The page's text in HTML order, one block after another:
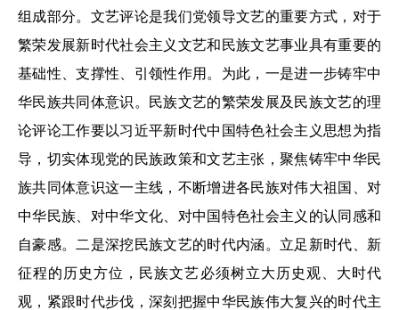
组成部分。文艺评论是我们党领导文艺的重要方式，对于
繁荣发展新时代社会主义文艺和民族文艺事业具有重要的
基础性、支撑性、引领性作用。为此，一是进一步铸牢中
华民族共同体意识。民族文艺的繁荣发展及民族文艺的理
论评论工作要以习近平新时代中国特色社会主义思想为指
导，切实体现党的民族政策和文艺主张，聚焦铸牢中华民
族共同体意识这一主线，不断增进各民族对伟大祖国、对
中华民族、对中华文化、对中国特色社会主义的认同感和
自豪感。二是深挖民族文艺的时代内涵。立足新时代、新
征程的历史方位，民族文艺必须树立大历史观、大时代
观，紧跟时代步伐，深刻把握中华民族伟大复兴的时代主